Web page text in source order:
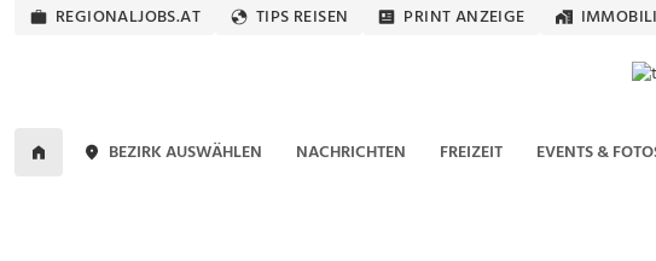
REGIONALJOBS.AT TIPS REISEN PRINT ANZEIGE
BEZIRK AUSWÄHLEN NACHRICHTEN FREIZEIT EVENTS &